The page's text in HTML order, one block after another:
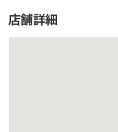
店舗詳細